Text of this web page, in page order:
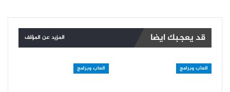
قد يعجبك ايضا المزيد عن المؤلف
العاب وبرامج العاب وبرامج